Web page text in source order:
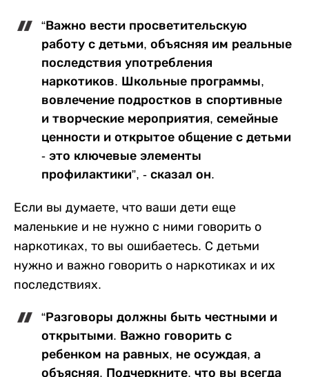
“Важно вести просветительскую
работу с детьми, объясняя им реальные
последствия употребления
наркотиков. Школьные программы,
вовлечение подростков в спортивные
и творческие мероприятия, семейные
ценности и открытое общение с детьми
- это ключевые элементы
профилактики”, - сказал он.
Если вы думаете, что ваши дети еще
маленькие и не нужно с ними говорить о
наркотиках, то вы ошибаетесь. С детьми
нужно и важно говорить о наркотиках и их
последствиях.
“Разговоры должны быть честными и
открытыми. Важно говорить с
ребенком на равных, не осуждая, а
объясняя. Подчеркните, что вы всегда